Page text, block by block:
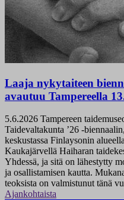
Laaja nykytaiteen
avautuu Tampereella
5.6.2026 Tampereen
Taidevaltakunta ’26 -
keskustassa Finlaysonin
Kaukajärvellä Haiharan
Yhdessä, ja sitä on lähestytty
ja osallistamisen kautta.
teoksista on valmistunut tänä
Ajankohtaista